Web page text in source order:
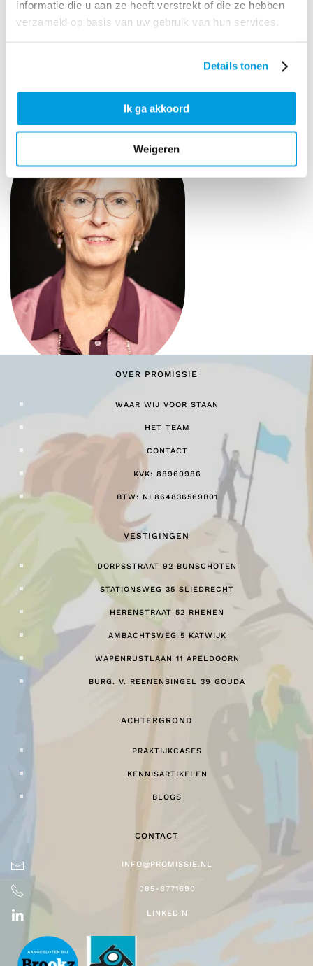
informatie die u aan ze heeft verstrekt of die ze hebben
verzameld op basis van uw gebruik van hun services.
Details tonen
Ik ga akkoord
Weigeren
Contact:Bel085-8771690ofstuur Jolanda een e-mail
OVER PROMISSIE
WAAR WIJ VOOR STAAN
HET TEAM
CONTACT
KVK: 88960986
BTW: NL864836569B01
VESTIGINGEN
DORPSSTRAAT 92 BUNSCHOTEN
STATIONSWEG 35 SLIEDRECHT
HERENSTRAAT 52 RHENEN
AMBACHTSWEG 5 KATWIJK
WAPENRUSTLAAN 11 APELDOORN
BURG. V. REENENSINGEL 39 GOUDA
ACHTERGROND
PRAKTIJKCASES
KENNISARTIKELEN
BLOGS
CONTACT
INFO@PROMISSIE.NL
085-8771690
LINKEDIN